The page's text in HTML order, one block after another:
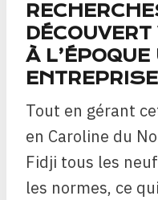
À L’ÉPOQUE
Tout en gérant
en Caroline du
Fidji tous les
les normes, ce